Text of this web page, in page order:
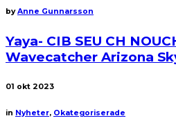
by Anne Gunnarsson
Yaya- CIB SEU CH
Wavecatcher Arizona
01 okt 2023
in Nyheter, Okategoriserade